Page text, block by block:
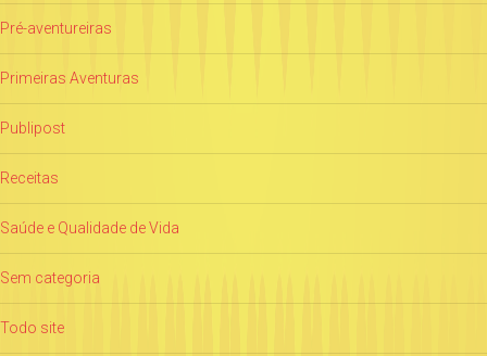
Pré-aventureiras
Primeiras Aventuras
Publipost
Receitas
Saúde e Qualidade de Vida
Sem categoria
Todo site